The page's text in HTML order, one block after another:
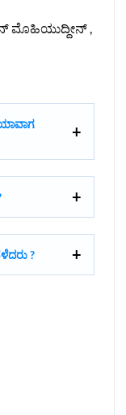
ಮೊಹಿಯುದ್ದೀನ್ ,
?